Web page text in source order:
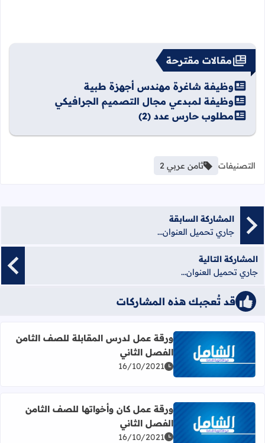
مقالات مقترحة
وظيفة شاغرة مهندس أجهزة طبية
وظيفة لمبدعي مجال التصميم الجرافيكي
مطلوب حارس عدد (2)
التصنيفات ثامن عربي 2
المشاركة السابقة
جاري تحميل العنوان...
المشاركة التالية
جاري تحميل العنوان...
قد تُعجبك هذه المشاركات
اقرأ المزيد عن ورقة عمل لدرس المقابلة للصف الثامن الفصل
ورقة عمل لدرس المقابلة للصف الثامن
الفصل الثاني
16/10/2021
اقرأ المزيد عن ورقة عمل كان وأخواتها للصف الثامن الفصل
ورقة عمل كان وأخواتها للصف الثامن
الفصل الثاني
16/10/2021